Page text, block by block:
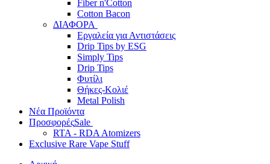
Fiber n'Cotton
Cotton Bacon
ΔΙΑΦΟΡΑ
Εργαλεία για Αντιστάσεις
Drip Tips by ESG
Simply Tips
Drip Tips
Φυτίλι
Θήκες-Κολιέ
Metal Polish
Νέα Προϊόντα
ΠροσφορέςSale
RTA - RDA Atomizers
Exclusive Rare Vape Stuff